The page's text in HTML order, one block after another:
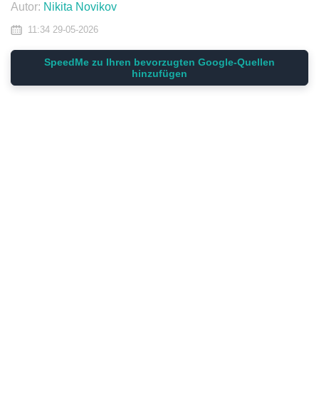
Autor: Nikita Novikov
11:34 29-05-2026
SpeedMe zu Ihren bevorzugten Google-Quellen
hinzufügen